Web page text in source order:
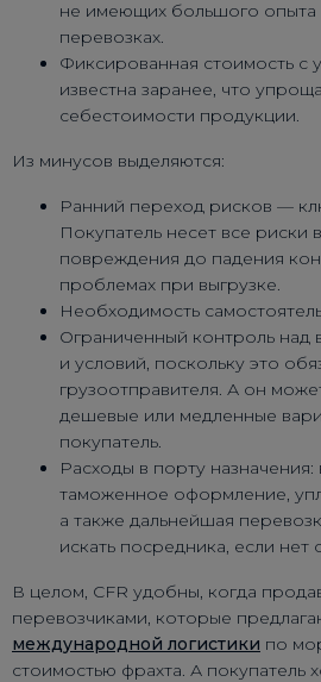
не имеющих большого
перевозках.
Фиксированная стоимость с
известна заранее, что
себестоимости продукции.
Из минусов выделяются:
Ранний переход рисков —
Покупатель несет все риски
повреждения до падения
проблемах при выгрузке.
Необходимость
Ограниченный контроль над
и условий, поскольку это
грузоотправителя. А он
дешевые или медленные
покупатель.
Расходы в порту
таможенное оформление,
а также дальнейшая
искать посредника, если нет
В целом, CFR удобны, когда
перевозчиками, которые
международной логистики по
стоимостью фрахта. А покупатель